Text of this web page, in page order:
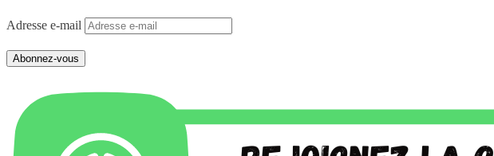
Adresse e-mail
Abonnez-vous